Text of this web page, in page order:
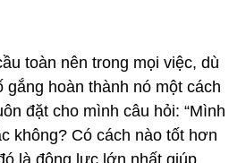
toàn nên trong mọi việc, dù
gắng hoàn thành nó một cách
đặt cho mình câu hỏi: “Mình
không? Có cách nào tốt hơn
là động lực lớn nhất giúp